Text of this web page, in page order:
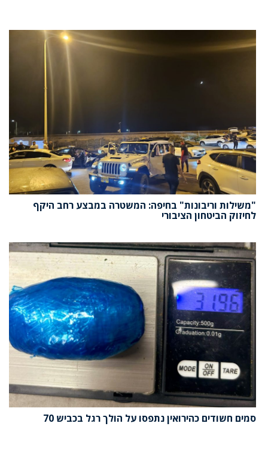
"משילות וריבונות" בחיפה: המשטרה במבצע רחב היקף
לחיזוק הביטחון הציבורי
סמים חשודים כהירואין נתפסו על הולך רגל בכביש 70